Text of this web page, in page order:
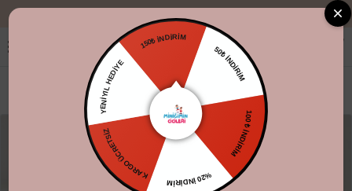
"Aynı gün
150₺ İNDİRİM
50₺ İNDİRİM
100 ₺ İNDİRİM
%20 İNDİRİM
KARGO ÜCRETSİZ
YENİYIL HEDİYE